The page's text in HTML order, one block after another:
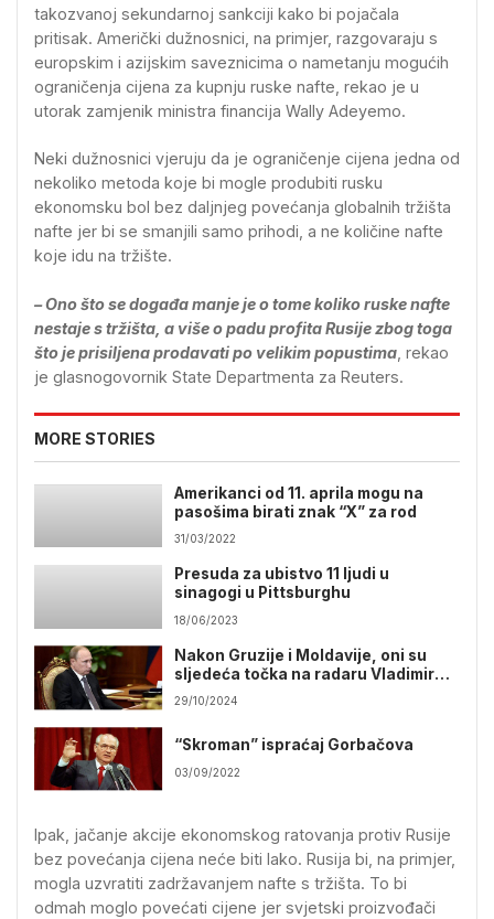
takozvanoj sekundarnoj sankciji kako bi pojačala
pritisak. Američki dužnosnici, na primjer, razgovaraju s
europskim i azijskim saveznicima o nametanju mogućih
ograničenja cijena za kupnju ruske nafte, rekao je u
utorak zamjenik ministra financija Wally Adeyemo.
Neki dužnosnici vjeruju da je ograničenje cijena jedna od
nekoliko metoda koje bi mogle produbiti rusku
ekonomsku bol bez daljnjeg povećanja globalnih tržišta
nafte jer bi se smanjili samo prihodi, a ne količine nafte
koje idu na tržište.
– Ono što se događa manje je o tome koliko ruske nafte
nestaje s tržišta, a više o padu profita Rusije zbog toga
što je prisiljena prodavati po velikim popustima , rekao
je glasnogovornik State Departmenta za Reuters.
MORE STORIES
Amerikanci od 11. aprila mogu na
pasošima birati znak “X” za rod
31/03/2022
Presuda za ubistvo 11 ljudi u
sinagogi u Pittsburghu
18/06/2023
Nakon Gruzije i Moldavije, oni su
sljedeća točka na radaru Vladimira
Putina
29/10/2024
“Skroman” ispraćaj Gorbačova
03/09/2022
Ipak, jačanje akcije ekonomskog ratovanja protiv Rusije
bez povećanja cijena neće biti lako. Rusija bi, na primjer,
mogla uzvratiti zadržavanjem nafte s tržišta. To bi
odmah moglo povećati cijene jer svjetski proizvođači